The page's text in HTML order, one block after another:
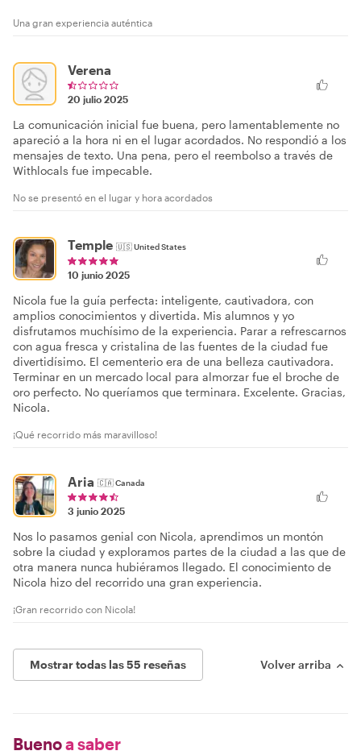
Una gran experiencia auténtica
Verena
20 julio 2025
La comunicación inicial fue buena, pero lamentablemente no
apareció a la hora ni en el lugar acordados. No respondió a los
mensajes de texto. Una pena, pero el reembolso a través de
Withlocals fue impecable.
No se presentó en el lugar y hora acordados
Temple 🇺🇸United States
10 junio 2025
Nicola fue la guía perfecta: inteligente, cautivadora, con
amplios conocimientos y divertida. Mis alumnos y yo
disfrutamos muchísimo de la experiencia. Parar a refrescarnos
con agua fresca y cristalina de las fuentes de la ciudad fue
divertidísimo. El cementerio era de una belleza cautivadora.
Terminar en un mercado local para almorzar fue el broche de
oro perfecto. No queríamos que terminara. Excelente. Gracias,
Nicola.
¡Qué recorrido más maravilloso!
Aria 🇨🇦Canada
3 junio 2025
Nos lo pasamos genial con Nicola, aprendimos un montón
sobre la ciudad y exploramos partes de la ciudad a las que de
otra manera nunca hubiéramos llegado. El conocimiento de
Nicola hizo del recorrido una gran experiencia.
¡Gran recorrido con Nicola!
Mostrar todas las 55 reseñas Volver arriba
Buenoa saber